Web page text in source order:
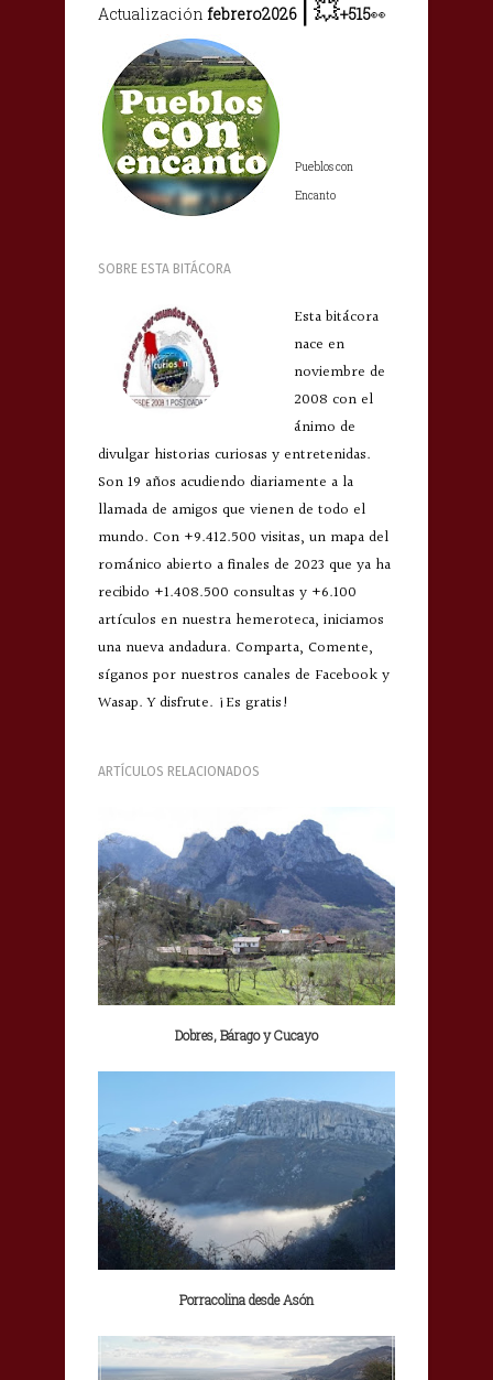
Actualización febrero2026 💥+515👀
Pueblos con
Encanto
SOBRE ESTA BITÁCORA
Esta bitácora
nace en
noviembre de
2008 con el
ánimo de
divulgar historias curiosas y entretenidas.
Son 19 años acudiendo diariamente a la
llamada de amigos que vienen de todo el
mundo. Con +9.412.500 visitas, un mapa del
románico abierto a finales de 2023 que ya ha
recibido +1.408.500 consultas y +6.100
artículos en nuestra hemeroteca, iniciamos
una nueva andadura. Comparta, Comente,
síganos por nuestros canales de Facebook y
Wasap. Y disfrute. ¡Es gratis!
ARTÍCULOS RELACIONADOS
Dobres, Bárago y Cucayo
Porracolina desde Asón